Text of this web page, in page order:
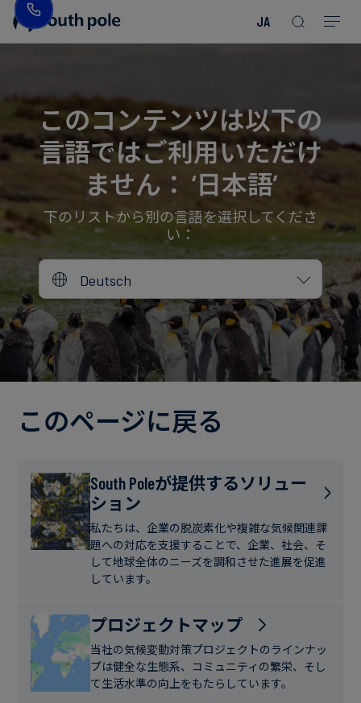
JA
役
員
紹
介
所
地
誠
実
へ
り
み
ァ
ッ
シ
ョ
ン
エ
ル
ギ
ー・
電
ガ
ス
食
飲
料
ス
テ
ナ
ブ
ク
ト
を
見
る
レ
ポ
ー
ト
後
イ
ベ
ン
ト
ブ
ロ
ー
ス
ス
デ
ィ
ニ
Read more
Read more
Read more
Read more
Read more
Read more
Read more
Read more
Read more Read more
このコンテンツは以下の
言語ではご利用いただけ
ません： ‘日本語’
下のリストから別の言語を選択してくださ
い：
Deutsch
このページに戻る
South Poleが提供するソリュー
ション
私たちは、企業の脱炭素化や複雑な気候関連課
題への対応を支援することで、企業、社会、そ
して地球全体のニーズを調和させた進展を促進
しています。
プロジェクトマップ
当社の気候変動対策プロジェクトのラインナッ
プは健全な生態系、コミュニティの繁栄、そし
て生活水準の向上をもたらしています。